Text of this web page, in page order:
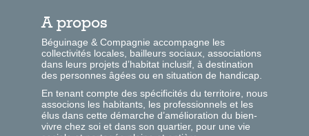
A propos
Béguinage & Compagnie accompagne les
collectivités locales, bailleurs sociaux, associations
dans leurs projets d’habitat inclusif, à destination
des personnes âgées ou en situation de handicap.
En tenant compte des spécificités du territoire, nous
associons les habitants, les professionnels et les
élus dans cette démarche d’amélioration du bien-
vivre chez soi et dans son quartier, pour une vie